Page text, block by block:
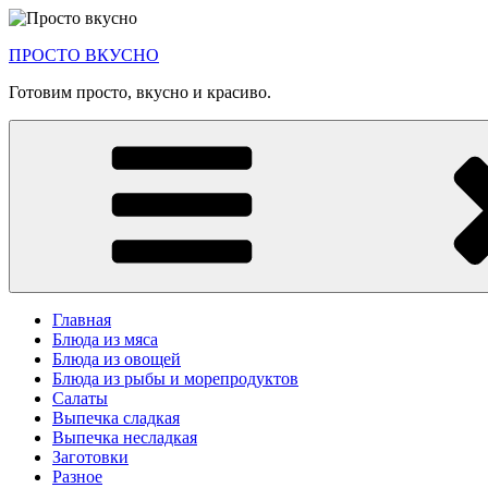
Перейти
содержимому
ПРОСТО ВКУСНО
Готовим просто, вкусно и красиво.
Главная
Блюда из мяса
Блюда из овощей
Блюда из рыбы и морепродуктов
Салаты
Выпечка сладкая
Выпечка несладкая
Заготовки
Разное